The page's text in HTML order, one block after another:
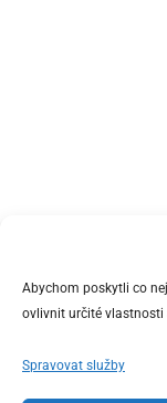
Abychom poskytli co
ovlivnit určité vlastnosti
Spravovat služby